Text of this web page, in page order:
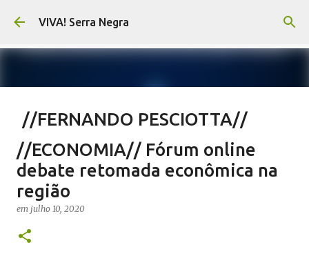
Pular para o conteúdo principal
VIVA! Serra Negra
//FERNANDO PESCIOTTA//
Território livre para mentiras
em agosto 10, 2026 FERNANDO PESCIOTTA
NOTÍCIAS SERRA NEGRA
0
//ECONOMIA// Fórum online
debate retomada econômica na
região
em julho 10, 2020